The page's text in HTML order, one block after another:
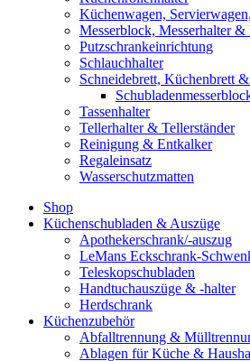
Küchenwagen,
Messerblock, Messerhalter &
Putzschrankeinrichtung
Schlauchhalter
Schneidebrett, Küchenbrett
Tassenhalter
Tellerhalter & Tellerständer
Reinigung & Entkalker
Regaleinsatz
Wasserschutzmatten
Shop
Küchenschubladen & Auszüge
Apothekerschrank/-auszug
LeMans Eckschrank-
Teleskopschubladen
Handtuchauszüge & -halter
Herdschrank
Küchenzubehör
Abfalltrennung &
Ablagen für Küche &